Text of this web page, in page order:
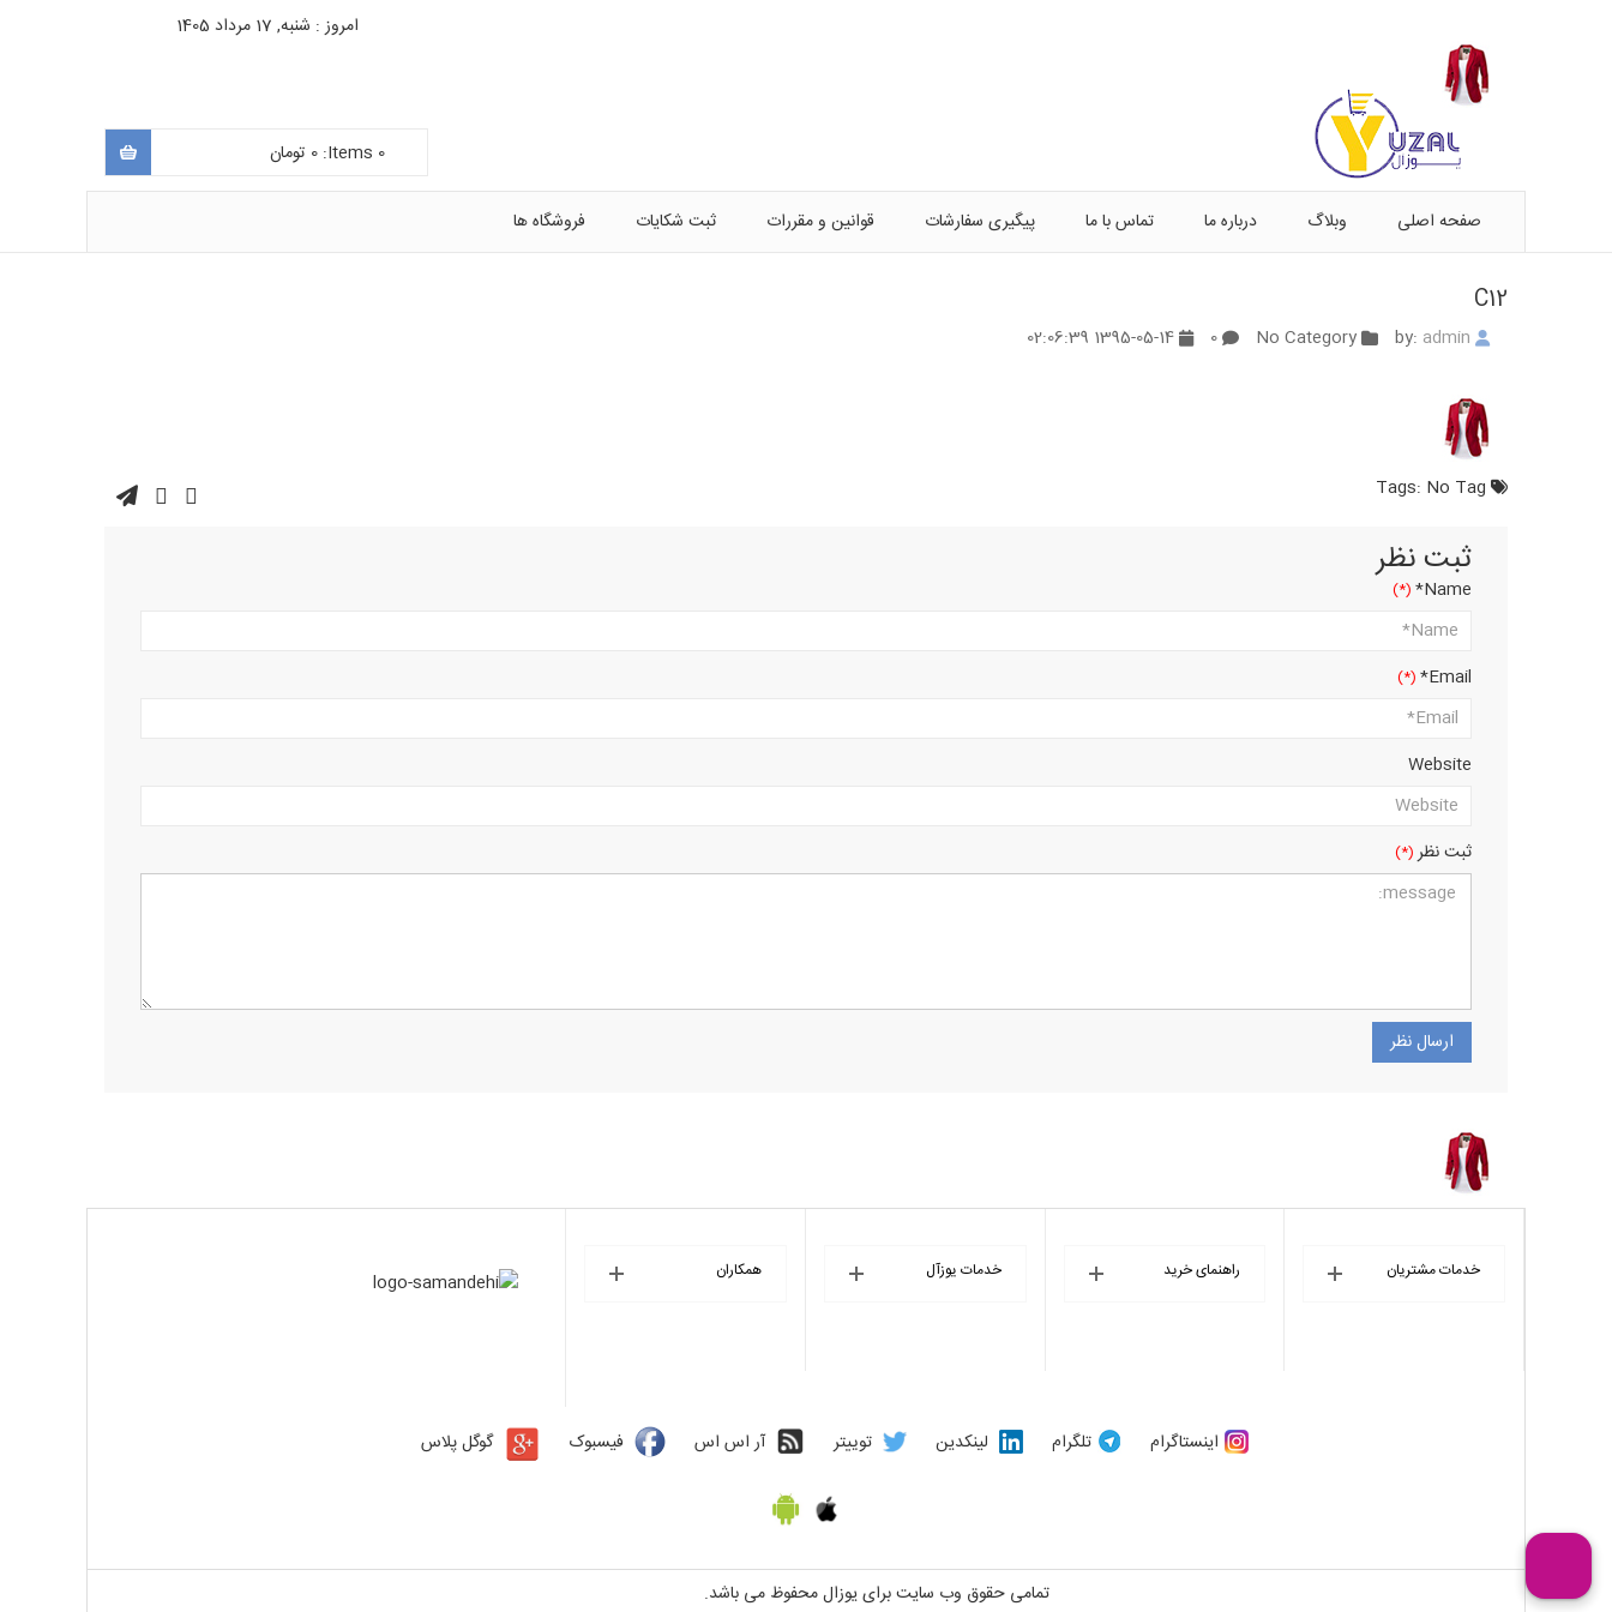
امروز : شنبه, 17 مرداد 1405
0
Items:
0 تومان
صفحه اصلی وبلاگ درباره ما تماس با ما پیگیری سفارشات قوانین و مقررات ثبت شکایات فروشگاه ها
C12
admin
No Tag
ثبت نظر
Name*
Email*
Website
ثبت نظر
خدمات مشتریان راهنمای خرید خدمات یوزآل همکاران
اینستاگرام تلگرام لینکدین توییتر آر اس اس فیسبوک گوگل پلاس
تمامی حقوق وب سایت برای یوزال محفوظ می باشد.